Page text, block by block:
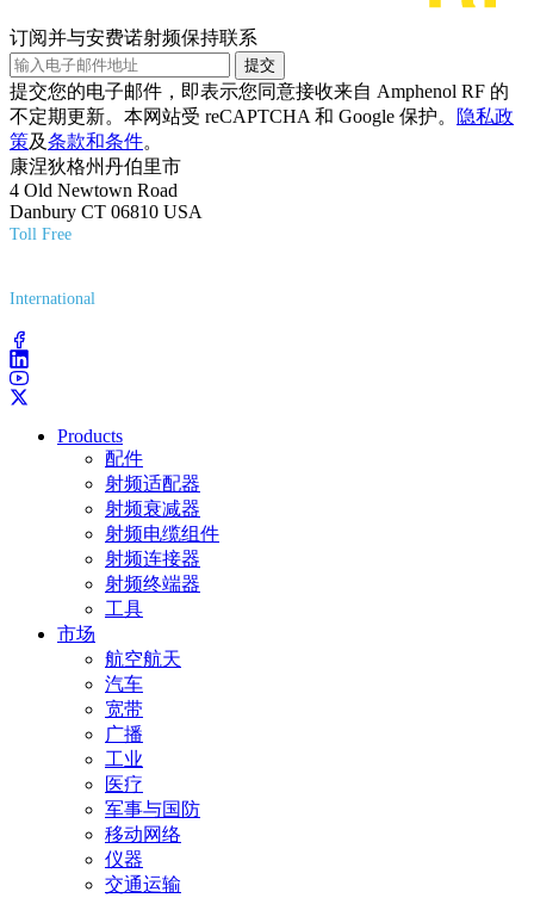
订阅并与安费诺射频保持联系
提交
提交您的电子邮件，即表示您同意接收来自 Amphenol RF 的
不定期更新。本网站受 reCAPTCHA 和 Google 保护。
隐私政
策及条款和条件。
康涅狄格州丹伯里市
4 Old Newtown Road
Danbury CT 06810 USA
Toll Free
International
Products
配件
射频适配器
射频衰减器
射频电缆组件
射频连接器
射频终端器
工具
市场
航空航天
汽车
宽带
广播
工业
医疗
军事与国防
移动网络
仪器
交通运输